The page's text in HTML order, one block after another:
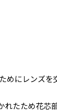
めにレンズを
れたため花芯